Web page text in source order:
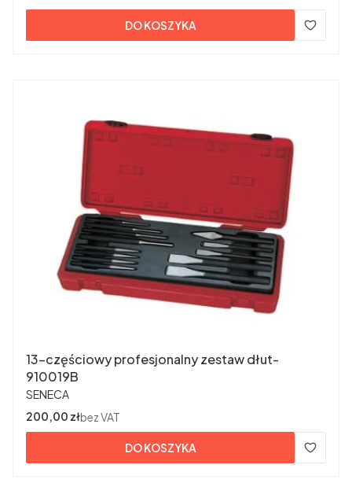
DO KOSZYKA
13-częściowy profesjonalny zestaw dłut-
910019B
PRODUCENT
SENECA
Cena
200,00 złbez VAT
DO KOSZYKA